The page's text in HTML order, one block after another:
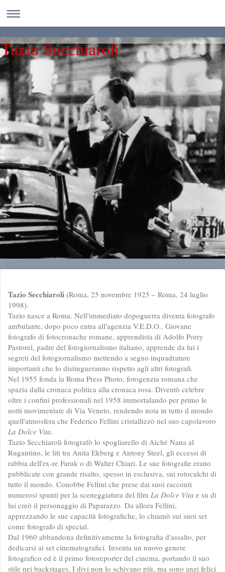
Tazio Secchiaroli
Tazio Secchiaroli (Roma, 25 novembre 1925 – Roma, 24 luglio
1998).
Tazio nasce a Roma. Nell'immediato dopoguerra diventa fotografo
ambulante, dopo poco entra all'agenzia V.E.D.O.. Giovane
fotografo di fotocronache romane, apprendista di Adolfo Porry
Pastorel, padre del fotogiornalismo italiano, apprende da lui i
segreti del fotogiornalismo mettendo a segno inquadrature
importanti che lo distingueranno rispetto agli altri fotografi.
Nel 1955 fonda la Roma Press Photo, fotogenzia romana che
spazia dalla cronaca politica alla cronaca rosa. Diventò celebre
oltre i confini professionali nel 1958 immortalando per primo le
notti movimentate di Via Veneto, rendendo nota in tutto il mondo
quell'atmosfera che Federico Fellini cristallizzò nel suo capolavoro
La Dolce Vita.
Tazio Secchiaroli fotografò lo spogliarello di Aiché Nana al
Rugantino, le liti tra Anita Ekberg e Antony Steel, gli eccessi di
rabbia dell'ex-re Faruk o di Walter Chiari. Le sue fotografie erano
pubblicate con grande risalto, spesso in esclusiva, sui rotocalchi di
tutto il mondo. Conobbe Fellini che prese dai suoi racconti
numerosi spunti per la sceneggiatura del film La Dolce Vita e su di
lui creò il personaggio di Paparazzo. Da allora Fellini,
apprezzando le sue capacità fotografiche, lo chiamò sui suoi set
come fotografo di special.
Dal 1960 abbandona definitivamente la fotografia d'assalto, per
dedicarsi ai set cinematografici. Inventa un nuovo genere
fotografico ed è il primo fotoreporter del cinema, portando il suo
stile nei backstages. I divi non lo schivano più, ma sono anzi felici